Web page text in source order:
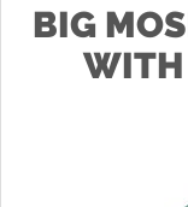
BIG
WITH